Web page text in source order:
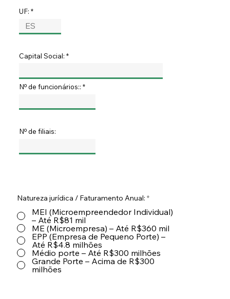
UF:
Capital Social:
Nº de funcionários::
Nº de filiais:
Natureza jurídica / Faturamento Anual: *
MEI (Microempreendedor Individual)
– Até R$81 mil
ME (Microempresa) – Até R$360 mil
EPP (Empresa de Pequeno Porte) –
Até R$4.8 milhões
Médio porte – Até R$300 milhões
Grande Porte – Acima de R$300
milhões